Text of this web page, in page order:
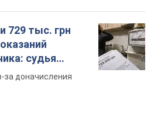
729 тыс. грн
судья
решение
за доначисления